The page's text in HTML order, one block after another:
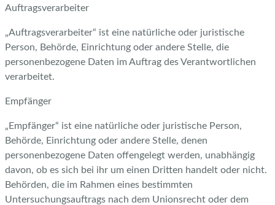
Auftragsverarbeiter
„Auftragsverarbeiter“ ist eine natürliche oder juristische
Person, Behörde, Einrichtung oder andere Stelle, die
personenbezogene Daten im Auftrag des Verantwortlichen
verarbeitet.
Empfänger
„Empfänger“ ist eine natürliche oder juristische Person,
Behörde, Einrichtung oder andere Stelle, denen
personenbezogene Daten offengelegt werden, unabhängig
davon, ob es sich bei ihr um einen Dritten handelt oder nicht.
Behörden, die im Rahmen eines bestimmten
Untersuchungsauftrags nach dem Unionsrecht oder dem